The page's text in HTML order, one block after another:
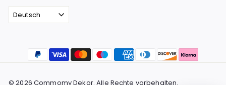
Deutsch
© 2026 Commomy Dekor. Alle Rechte vorbehalten.